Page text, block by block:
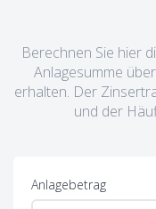
Berechnen Sie hier
Anlagesumme
erhalten. Der
und der
Anlagebetrag